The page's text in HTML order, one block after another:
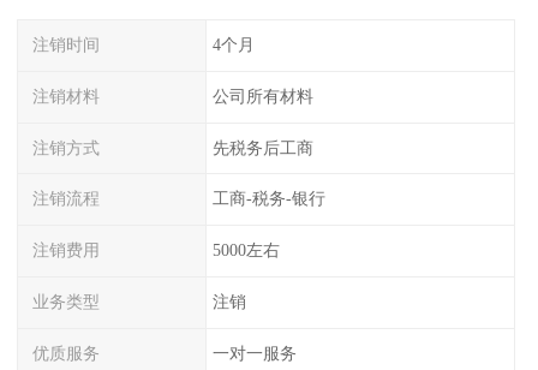
注销时间 4个月
注销材料 公司所有材料
注销方式 先税务后工商
注销流程 工商-税务-银行
注销费用 5000左右
业务类型 注销
优质服务 一对一服务